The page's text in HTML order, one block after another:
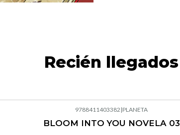
Recién llegados
9788411403382 |PLANETA
BLOOM INTO YOU NOVELA 03